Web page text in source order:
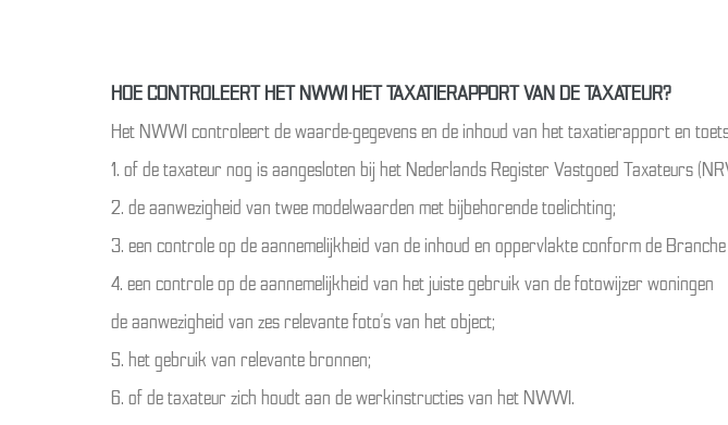
HOE CONTROLEERT HET NWWI HET TAXATIERAPPORT VAN DE TAXATEUR?
Het NWWI controleert de waarde-gegevens en de inhoud van het taxatierapport en
1. of de taxateur nog is aangesloten bij het Nederlands Register Vastgoed Taxateurs
2. de aanwezigheid van twee modelwaarden met bijbehorende toelichting;
3. een controle op de aannemelijkheid van de inhoud en oppervlakte conform de
4. een controle op de aannemelijkheid van het juiste gebruik van de fotowijzer woningen
de aanwezigheid van zes relevante foto’s van het object;
5. het gebruik van relevante bronnen;
6. of de taxateur zich houdt aan de werkinstructies van het NWWI.